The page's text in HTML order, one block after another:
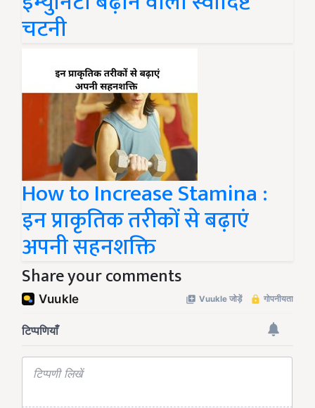
चटनी
How to Increase Stamina :
इन प्राकृतिक तरीकों से बढ़ाएं
अपनी सहनशक्ति
Share your comments